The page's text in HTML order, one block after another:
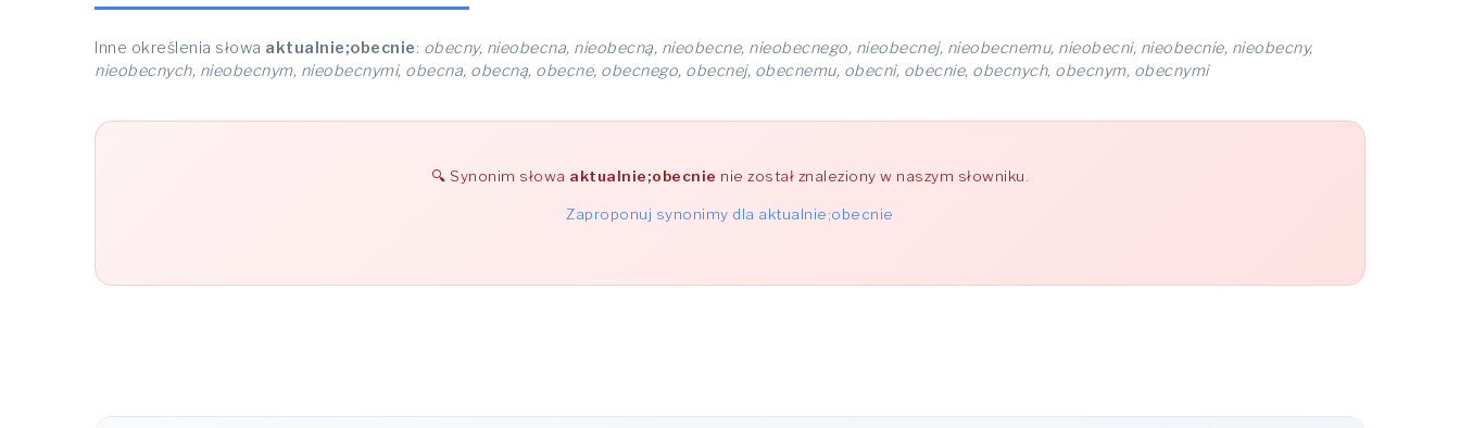
Inne określenia słowa aktualnie;obecnie: obecny, nieobecna, nieobecną, nieobecne, nieobecnego, nieobecnej, nieobecnemu, nieobecni, nieobecnie, nieobecny,
nieobecnych, nieobecnym, nieobecnymi, obecna, obecną, obecne, obecnego, obecnej, obecnemu, obecni, obecnie, obecnych, obecnym, obecnymi
Synonim słowa aktualnie;obecnie nie został znaleziony w naszym słowniku.
Zaproponuj synonimy dla aktualnie;obecnie